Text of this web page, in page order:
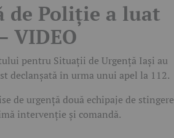
de Poliție a luat
VIDEO
pentru Situații de Urgență Iași au
declanșată în urma unui apel la 112.
de urgență două echipaje de
intervenție și comandă.